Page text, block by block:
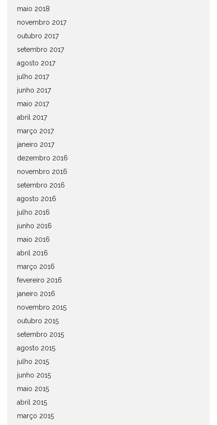
maio 2018
novembro 2017
outubro 2017
setembro 2017
agosto 2017
julho 2017
junho 2017
maio 2017
abril 2017
março 2017
janeiro 2017
dezembro 2016
novembro 2016
setembro 2016
agosto 2016
julho 2016
junho 2016
maio 2016
abril 2016
março 2016
fevereiro 2016
janeiro 2016
novembro 2015
outubro 2015
setembro 2015
agosto 2015
julho 2015
junho 2015
maio 2015
abril 2015
março 2015